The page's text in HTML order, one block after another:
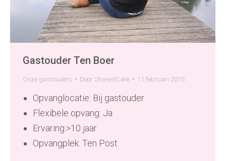
Gastouder Ten Boer
Onze gastouders Door SharedCare 11 februari 2015
Opvanglocatie: Bij gastouder
Flexibele opvang: Ja
Ervaring:>10 jaar
Opvangplek: Ten Post